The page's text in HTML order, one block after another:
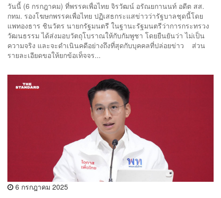
วันนี้ (6 กรกฎาคม) ที่พรรคเพื่อไทย จิรวัฒน์ อรัณยกานนท์ อดีต สส.
กทม. รองโฆษกพรรคเพื่อไทย ปฏิเสธกระแสข่าวว่ารัฐบาลชุดนี้โดย
แพทองธาร ชินวัตร นายกรัฐมนตรี ในฐานะรัฐมนตรีว่าการกระทรวง
วัฒนธรรม ได้ส่งมอบวัตถุโบราณให้กับกัมพูชา โดยยืนยันว่า ไม่เป็น
ความจริง และจะดำเนินคดีอย่างถึงที่สุดกับบุคคลที่ปล่อยข่าว ส่วน
รายละเอียดขอให้ยกข้อเท็จจร...
6 กรกฎาคม 2025